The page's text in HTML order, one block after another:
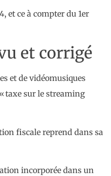
et ce à compter du 1er
et corrigé
et de vidéomusiques
taxe sur le streaming
fiscale reprend dans sa
incorporée dans un